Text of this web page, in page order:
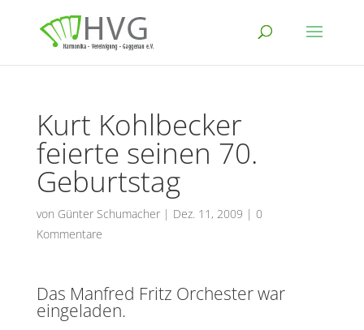
Kurt Kohlbecker
feierte seinen 70.
Geburtstag
von Günter Schumacher| Dez. 11, 2009 | 0
Kommentare
Das Manfred Fritz Orchester war
eingeladen.